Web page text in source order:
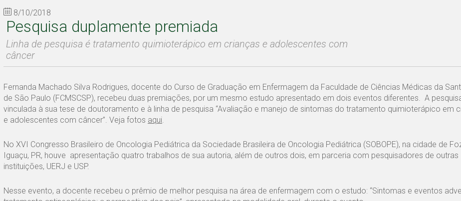
8/10/2018
Pesquisa duplamente premiada
Linha de pesquisa é tratamento quimioterápico em crianças e adolescentes com
câncer
Fernanda Machado Silva Rodrigues, docente do Curso de Graduação em Enfermagem da Faculdade de Ciências Médicas da
de São Paulo (FCMSCSP), recebeu duas premiações, por um mesmo estudo apresentado em dois eventos diferentes. A
vinculada à sua tese de doutoramento e à linha de pesquisa “Avaliação e manejo de sintomas do tratamento quimioterápico em
e adolescentes com câncer”. Veja fotos aqui.
No XVI Congresso Brasileiro de Oncologia Pediátrica da Sociedade Brasileira de Oncologia Pediátrica (SOBOPE), na cidade de
Iguaçu, PR, houve apresentação quatro trabalhos de sua autoria, além de outros dois, em parceria com pesquisadores de outras
instituições, UERJ e USP.
Nesse evento, a docente recebeu o prêmio de melhor pesquisa na área de enfermagem com o estudo: “Sintomas e eventos